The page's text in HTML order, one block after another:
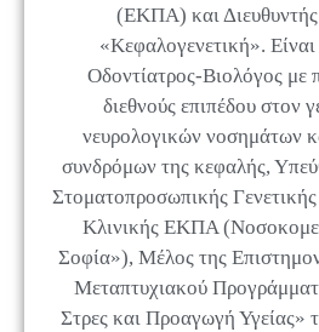
(ΕΚΠΑ) και
«Κεφαλογενετική».
Οδοντίατρος-Βιολόγος με
διεθνούς επιπέδου στον
νευρολογικών νοσημάτων
συνδρόμων της κεφαλής,
Στοματοπροσωπικής Γενετικής
Κλινικής ΕΚΠΑ
Σοφία»), Μέλος της
Μεταπτυχιακού
Στρες και Προαγωγή Υγείας»